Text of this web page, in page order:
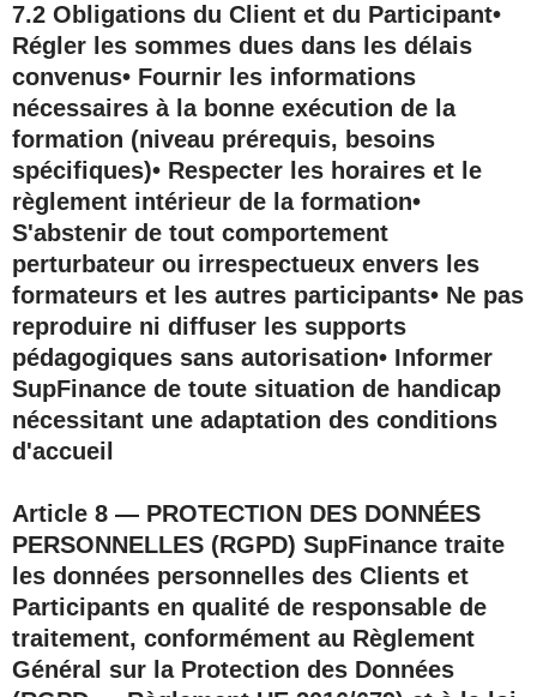
7.2 Obligations du Client et du Participant•
Régler les sommes dues dans les délais
convenus• Fournir les informations
nécessaires à la bonne exécution de la
formation (niveau prérequis, besoins
spécifiques)• Respecter les horaires et le
règlement intérieur de la formation•
S'abstenir de tout comportement
perturbateur ou irrespectueux envers les
formateurs et les autres participants• Ne pas
reproduire ni diffuser les supports
pédagogiques sans autorisation• Informer
SupFinance de toute situation de handicap
nécessitant une adaptation des conditions
d'accueil
Article 8 — PROTECTION DES DONNÉES
PERSONNELLES (RGPD) SupFinance traite
les données personnelles des Clients et
Participants en qualité de responsable de
traitement, conformément au Règlement
Général sur la Protection des Données